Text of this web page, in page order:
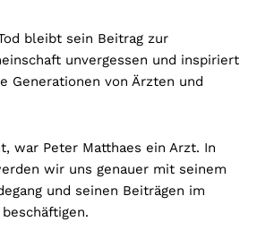
bleibt sein Beitrag zur
unvergessen und inspiriert
Generationen von Ärzten und
war Peter Matthaes ein Arzt. In
wir uns genauer mit seinem
und seinen Beiträgen im